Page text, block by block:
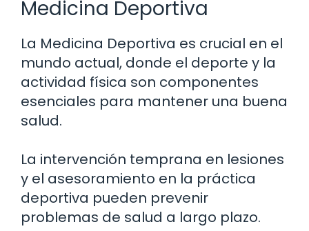
Medicina Deportiva
La Medicina Deportiva es crucial en el
mundo actual, donde el deporte y la
actividad física son componentes
esenciales para mantener una buena
salud.
La intervención temprana en lesiones
y el asesoramiento en la práctica
deportiva pueden prevenir
problemas de salud a largo plazo.